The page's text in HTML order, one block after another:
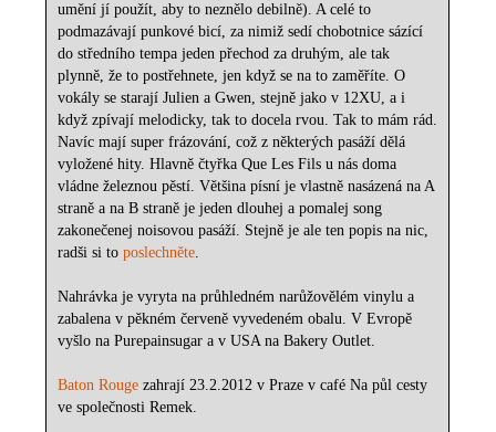
umění jí použít, aby to neznělo debilně). A celé to
podmazávají punkové bicí, za nimiž sedí chobotnice sázící
do středního tempa jeden přechod za druhým, ale tak
plynně, že to postřehnete, jen když se na to zaměříte. O
vokály se starají Julien a Gwen, stejně jako v 12XU, a i
když zpívají melodicky, tak to docela rvou. Tak to mám rád.
Navíc mají super frázování, což z některých pasáží dělá
vyložené hity. Hlavně čtyřka Que Les Fils u nás doma
vládne železnou pěstí. Většina písní je vlastně nasázená na A
straně a na B straně je jeden dlouhej a pomalej song
zakonečenej noisovou pasáží. Stejně je ale ten popis na nic,
radši si toposlechněte.
Nahrávka je vyryta na průhledném narůžovělém vinylu a
zabalena v pěkném červeně vyvedeném obalu. V Evropě
vyšlo na Purepainsugar a v USA na Bakery Outlet.
Baton Rouge zahrají 23.2.2012 v Praze v café Na půl cesty
ve společnosti Remek.